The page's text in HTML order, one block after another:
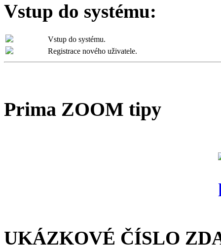
Vstup do systému:
Vstup do systému.
Registrace nového uživatele.
Prima ZOOM tipy
UKÁZKOVÉ ČÍSLO